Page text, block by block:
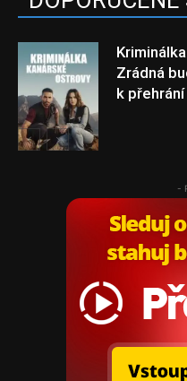
Kanárské ostrovy
Zrádná
k přehrání
-